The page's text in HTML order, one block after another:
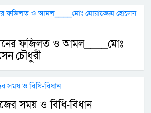
ফজিলত ও আমল____মোঃ
চৌধুরী
সময় ও বিধি-বিধান